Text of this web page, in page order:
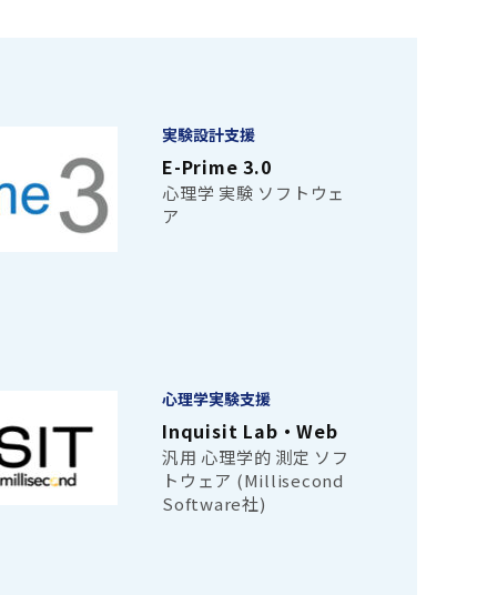
実験設計支援
E-Prime 3.0
心理学 実験 ソフトウェ
ア
心理学実験支援
Inquisit Lab・Web
汎用 心理学的 測定 ソフ
トウェア (Millisecond
Software社)